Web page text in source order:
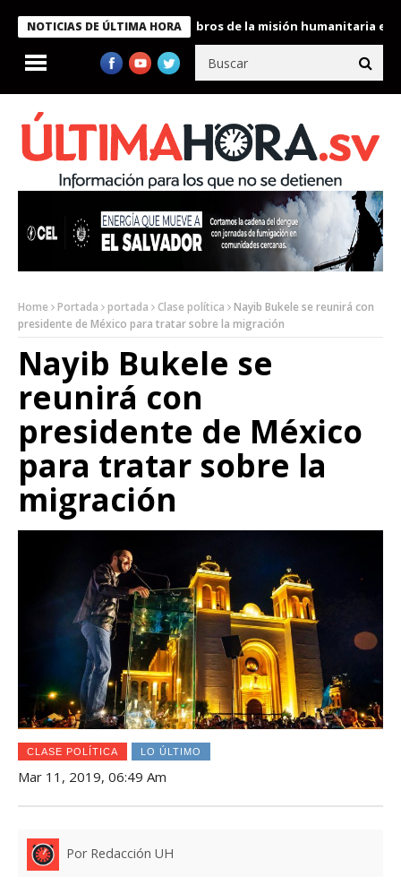
NOTICIAS DE ÚLTIMA HORA
Bukele condecora a miembros de la misión humanitaria enviada
Home Portada portada Clase política
Nayib Bukele se reunirá con
presidente de México para tratar sobre la migración
Nayib Bukele se
reunirá con
presidente de México
para tratar sobre la
migración
CLASE POLÍTICA LO ÚLTIMO
Mar 11, 2019, 06:49 Am
Por Redacción UH